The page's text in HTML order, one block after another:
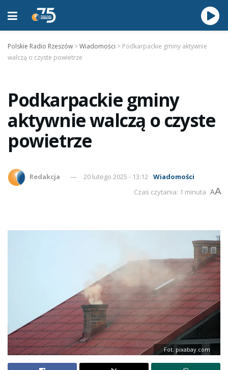
Polskie Radio Rzeszów >Wiadomości > Podkarpackie gminy aktywnie
walczą o czyste powietrze
Podkarpackie gminy
aktywnie walczą o czyste
powietrze
Redakcja 20 lutego 2025 - 13:12 Wiadomości
Czas czytania: 1 minuta AA
Fot. pixabay.com